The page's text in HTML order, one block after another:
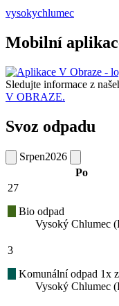
vysokychlumec
Mobilní
Sledujte informace z
V OBRAZE.
Svoz odpadu
Srpen2026
Po
27
Bio odpad
Vysoký Chlumec
3
Komunální odpad 1x
Vysoký Chlumec